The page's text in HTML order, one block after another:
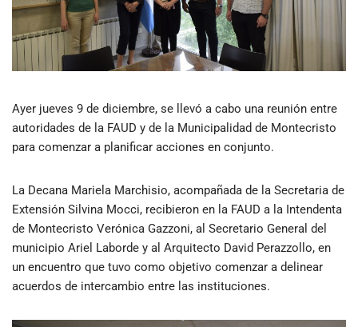
Ayer jueves 9 de diciembre, se llevó a cabo una reunión entre
autoridades de la FAUD y de la Municipalidad de Montecristo
para comenzar a planificar acciones en conjunto.
La Decana Mariela Marchisio, acompañada de la Secretaria de
Extensión Silvina Mocci, recibieron en la FAUD a la Intendenta
de Montecristo Verónica Gazzoni, al Secretario General del
municipio Ariel Laborde y al Arquitecto David Perazzollo, en
un encuentro que tuvo como objetivo comenzar a delinear
acuerdos de intercambio entre las instituciones.